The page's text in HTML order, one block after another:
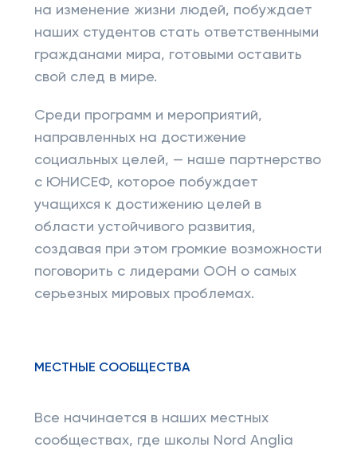
на изменение жизни людей, побуждает
наших студентов стать ответственными
гражданами мира, готовыми оставить
свой след в мире.
Среди программ и мероприятий,
направленных на достижение
социальных целей, — наше партнерство
с ЮНИСЕФ, которое побуждает
учащихся к достижению целей в
области устойчивого развития,
создавая при этом громкие возможности
поговорить с лидерами ООН о самых
серьезных мировых проблемах.
МЕСТНЫЕ СООБЩЕСТВА
Все начинается в наших местных
сообществах, где школы Nord Anglia